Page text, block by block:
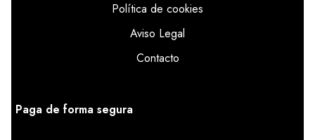
Política de cookies
Aviso Legal
Contacto
Paga de forma segura